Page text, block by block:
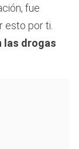
fue
esto por ti.
las drogas